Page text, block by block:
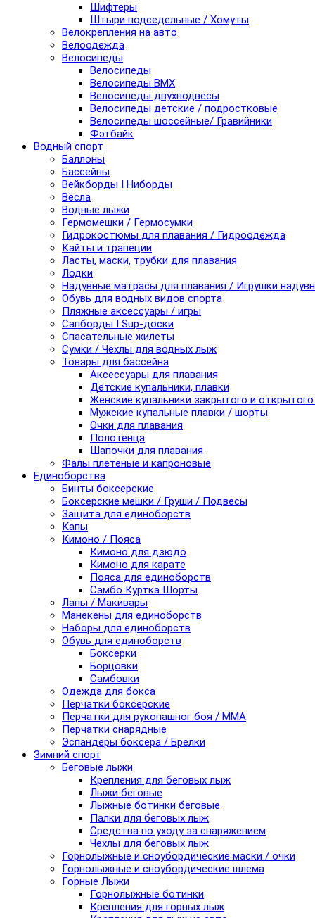
Шифтеры
Штыри подседельные / Хомуты
Велокрепления на авто
Велоодежда
Велосипеды
Велосипеды
Велосипеды BMX
Велосипеды двухподвесы
Велосипеды детские / подростковые
Велосипеды шоссейные/ Гравийники
Фэтбайк
Водный спорт
Баллоны
Бассейны
Вейкборды I Ниборды
Вёсла
Водные лыжи
Гермомешки / Гермосумки
Гидрокостюмы для плавания / Гидроодежда
Кайты и трапеции
Ласты, маски, трубки для плавания
Лодки
Надувные матрасы для плавания / Игрушки
Обувь для водных видов спорта
Пляжные аксессуары / игры
Сапборды I Sup-доски
Спасательные жилеты
Сумки / Чехлы для водных лыж
Товары для бассейна
Аксессуары для плавания
Детские купальники, плавки
Женские купальники закрытого и
Мужские купальные плавки / шорты
Очки для плавания
Полотенца
Шапочки для плавания
Фалы плетеные и капроновые
Единоборства
Бинты боксерские
Боксерские мешки / Груши / Подвесы
Защита для единоборств
Капы
Кимоно / Пояса
Кимоно для дзюдо
Кимоно для карате
Пояса для единоборств
Самбо Куртка Шорты
Лапы / Макивары
Манекены для единоборств
Наборы для единоборств
Обувь для единоборств
Боксерки
Борцовки
Самбовки
Одежда для бокса
Перчатки боксерские
Перчатки для рукопашног боя / ММА
Перчатки снарядные
Эспандеры боксера / Брелки
Зимний спорт
Беговые лыжи
Крепления для беговых лыж
Лыжи беговые
Лыжные ботинки беговые
Палки для беговых лыж
Средства по уходу за снаряжением
Чехлы для беговых лыж
Горнолыжные и сноубордические маски / очки
Горнолыжные и сноубордические шлема
Горные Лыжи
Горнолыжные ботинки
Крепления для горных лыж